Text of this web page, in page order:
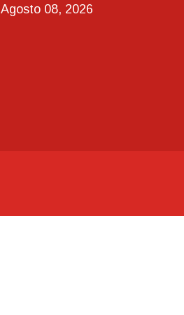
Agosto 08, 2026